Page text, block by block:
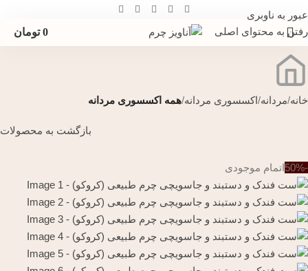
عبور به ناوبری
رفتن به محتوای اصلی
0 تومان
خانه مردانه اکسسوری مردانه همه اکسسوری مردانه
بازگشت به محصولات
-50% اتمام موجودی